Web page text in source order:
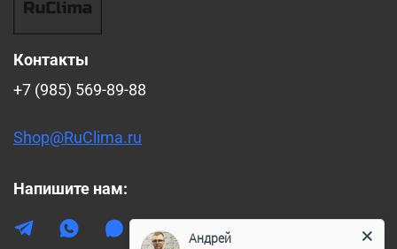
Контакты
+7 (985) 569-89-88
Shop@RuClima.ru
Напишите нам:
Андрей